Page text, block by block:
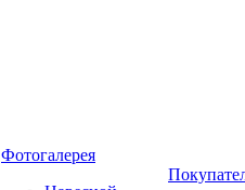
Фотогалерея